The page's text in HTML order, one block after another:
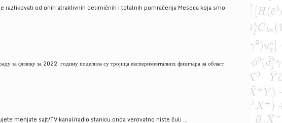
razlikovati od onih atraktivnih delimičnih i totalnih pomračenja Meseca koja smo
физику за 2022. годину поделила су тројица експерименталних физичара за област
menjate sajt/TV kanal/radio stanicu onda verovatno niste čuli ...